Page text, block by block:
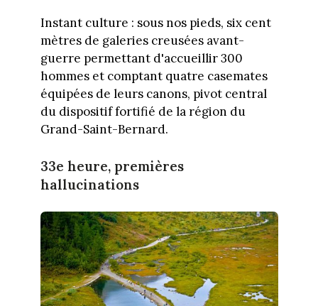
Instant culture : sous nos pieds, six cent
mètres de galeries creusées avant-
guerre permettant d'accueillir 300
hommes et comptant quatre casemates
équipées de leurs canons, pivot central
du dispositif fortifié de la région du
Grand-Saint-Bernard.
33e heure, premières
hallucinations